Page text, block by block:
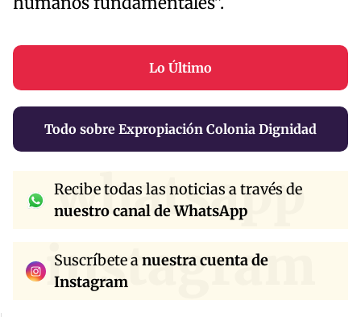
Lo Último
Todo sobre Expropiación Colonia Dignidad
whatsapp
Recibe todas las noticias a través de
nuestro canal de WhatsApp
instagram
Suscríbete anuestra cuenta de
Instagram